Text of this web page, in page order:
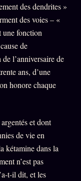
des dendrites »
des voies – «
une fonction
de
l’anniversaire de
ans, d’une
honore chaque
et dont
de vie en
kétamine dans la
n’est pas
t-il dit, et les